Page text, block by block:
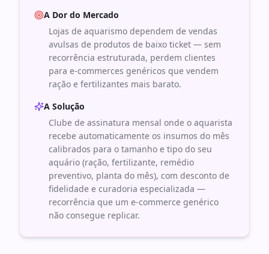
A Dor do Mercado
Lojas de aquarismo dependem de vendas
avulsas de produtos de baixo ticket — sem
recorrência estruturada, perdem clientes
para e-commerces genéricos que vendem
ração e fertilizantes mais barato.
A Solução
Clube de assinatura mensal onde o aquarista
recebe automaticamente os insumos do mês
calibrados para o tamanho e tipo do seu
aquário (ração, fertilizante, remédio
preventivo, planta do mês), com desconto de
fidelidade e curadoria especializada —
recorrência que um e-commerce genérico
não consegue replicar.